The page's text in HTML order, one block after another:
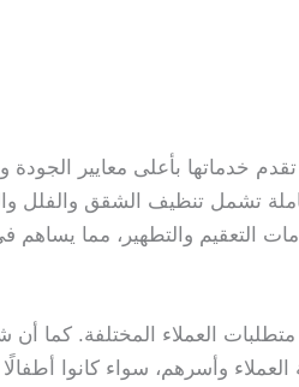
بأعلى معايير الجودة
تشمل تنظيف الشقق والفلل
التعقيم والتطهير، مما يساهم
العملاء المختلفة. كما
وأسرهم، سواء كانوا أطفالًا